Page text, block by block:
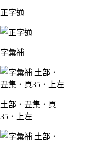
正字通
字彙補
土部．丑集．頁
35．上左